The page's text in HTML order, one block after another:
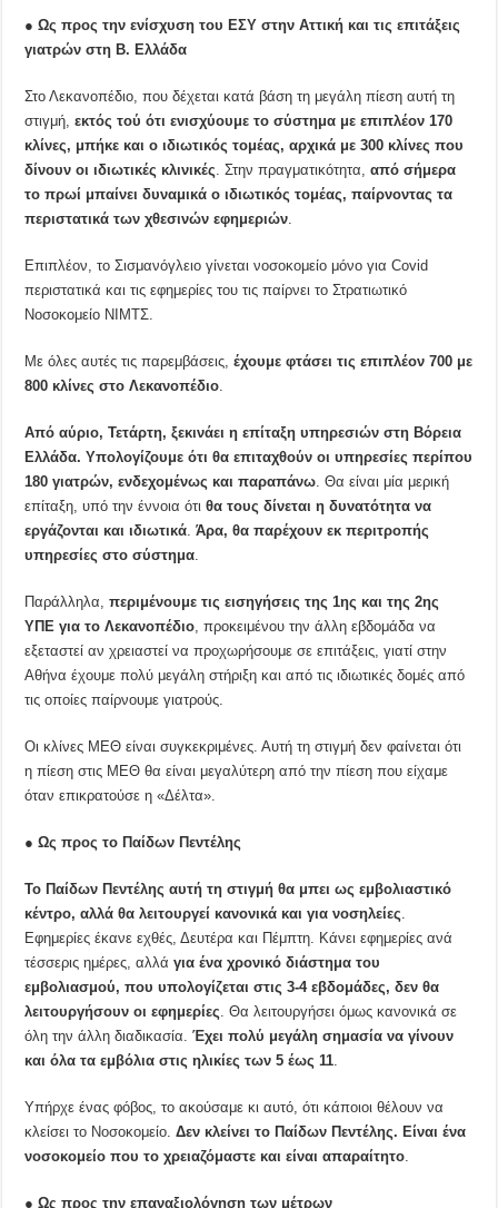
● Ως προς την ενίσχυση του ΕΣΥ στην Αττική και τις επιτάξεις
γιατρών στη Β. Ελλάδα
Στο Λεκανοπέδιο, που δέχεται κατά βάση τη μεγάλη πίεση αυτή τη
στιγμή,εκτός τού ότι ενισχύουμε το σύστημα με επιπλέον 170
κλίνες, μπήκε και ο ιδιωτικός τομέας, αρχικά με 300 κλίνες που
δίνουν οι ιδιωτικές κλινικές . Στην πραγματικότητα,από σήμερα
το πρωί μπαίνει δυναμικά ο ιδιωτικός τομέας, παίρνοντας τα
περιστατικά των χθεσινών εφημεριών
Επιπλέον, το Σισμανόγλειο γίνεται νοσοκομείο μόνο για Covid
περιστατικά και τις εφημερίες του τις παίρνει το Στρατιωτικό
Νοσοκομείο ΝΙΜΤΣ.
Με όλες αυτές τις παρεμβάσεις,έχουμε φτάσει τις επιπλέον 700 με
800 κλίνες στο Λεκανοπέδιο
Από αύριο, Τετάρτη, ξεκινάει η επίταξη υπηρεσιών στη Βόρεια
Ελλάδα. Υπολογίζουμε ότι θα επιταχθούν οι υπηρεσίες περίπου
180 γιατρών, ενδεχομένως και παραπάνω . Θα είναι μία μερική
επίταξη, υπό την έννοια ότιθα τους δίνεται η δυνατότητα να
εργάζονται και ιδιωτικά .Άρα, θα παρέχουν εκ περιτροπής
υπηρεσίες στο σύστημα
Παράλληλα,περιμένουμε τις εισηγήσεις της 1ης και της 2ης
ΥΠΕ για το Λεκανοπέδιο , προκειμένου την άλλη εβδομάδα να
εξεταστεί αν χρειαστεί να προχωρήσουμε σε επιτάξεις, γιατί στην
Αθήνα έχουμε πολύ μεγάλη στήριξη και από τις ιδιωτικές δομές από
τις οποίες παίρνουμε γιατρούς.
Οι κλίνες ΜΕΘ είναι συγκεκριμένες. Αυτή τη στιγμή δεν φαίνεται ότι
η πίεση στις ΜΕΘ θα είναι μεγαλύτερη από την πίεση που είχαμε
όταν επικρατούσε η «Δέλτα».
● Ως προς το Παίδων Πεντέλης
Το Παίδων Πεντέλης αυτή τη στιγμή θα μπει ως εμβολιαστικό
κέντρο, αλλά θα λειτουργεί κανονικά και για νοσηλείες
Εφημερίες έκανε εχθές, Δευτέρα και Πέμπτη. Κάνει εφημερίες ανά
τέσσερις ημέρες, αλλάγια ένα χρονικό διάστημα του
εμβολιασμού, που υπολογίζεται στις 3-4 εβδομάδες, δεν θα
λειτουργήσουν οι εφημερίες . Θα λειτουργήσει όμως κανονικά σε
όλη την άλλη διαδικασία.Έχει πολύ μεγάλη σημασία να γίνουν
και όλα τα εμβόλια στις ηλικίες των 5 έως 11
Υπήρχε ένας φόβος, το ακούσαμε κι αυτό, ότι κάποιοι θέλουν να
κλείσει το Νοσοκομείο.Δεν κλείνει το Παίδων Πεντέλης. Είναι ένα
νοσοκομείο που το χρειαζόμαστε και είναι απαραίτητο
● Ως προς την επαναξιολόγηση των μέτρων